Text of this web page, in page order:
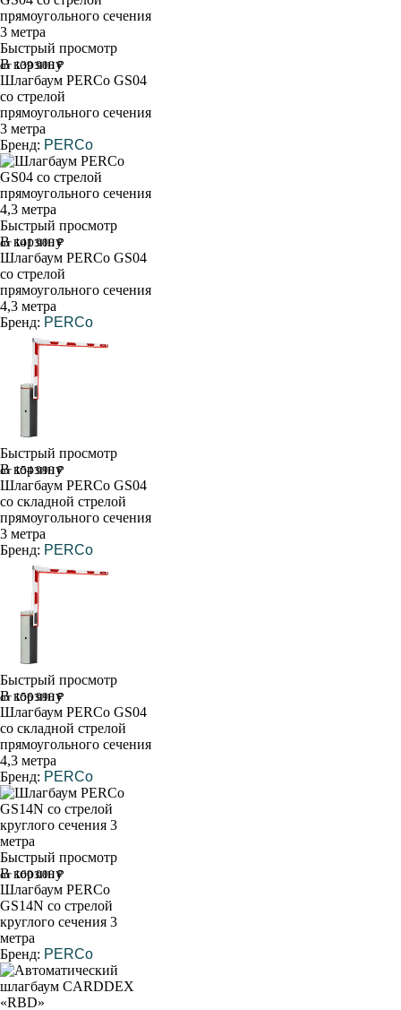
Быстрый просмотр
В корзину
от 139 900 ₽
Шлагбаум PERCo GS04
со стрелой
прямоугольного сечения
3 метра
Бренд: PERCo
Быстрый просмотр
В корзину
от 141 900 ₽
Шлагбаум PERCo GS04
со стрелой
прямоугольного сечения
4,3 метра
Бренд: PERCo
Быстрый просмотр
В корзину
от 154 990 ₽
Шлагбаум PERCo GS04
со складной стрелой
прямоугольного сечения
3 метра
Бренд: PERCo
Быстрый просмотр
В корзину
от 156 990 ₽
Шлагбаум PERCo GS04
со складной стрелой
прямоугольного сечения
4,3 метра
Бренд: PERCo
Быстрый просмотр
В корзину
от 160 000 ₽
Шлагбаум PERCo
GS14N со стрелой
круглого сечения 3
метра
Бренд: PERCo